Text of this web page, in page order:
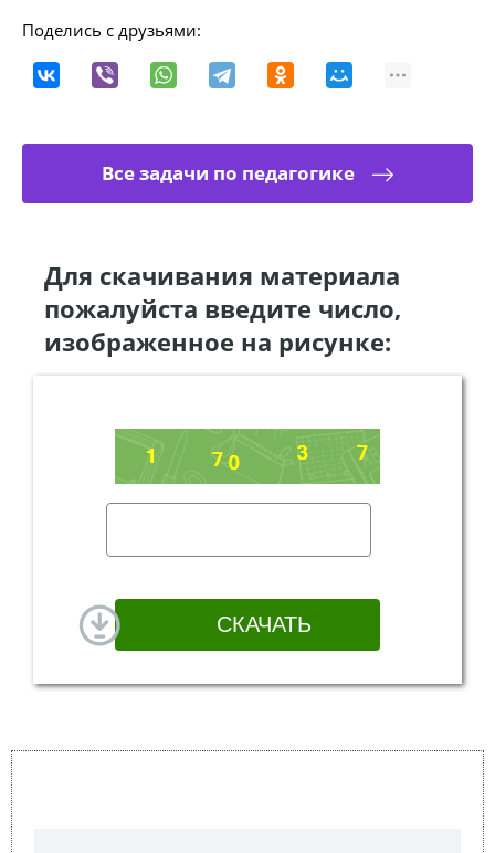
Поделись с друзьями:
Все задачи по педагогике
Для скачивания материала
пожалуйста введите число,
изображенное на рисунке: